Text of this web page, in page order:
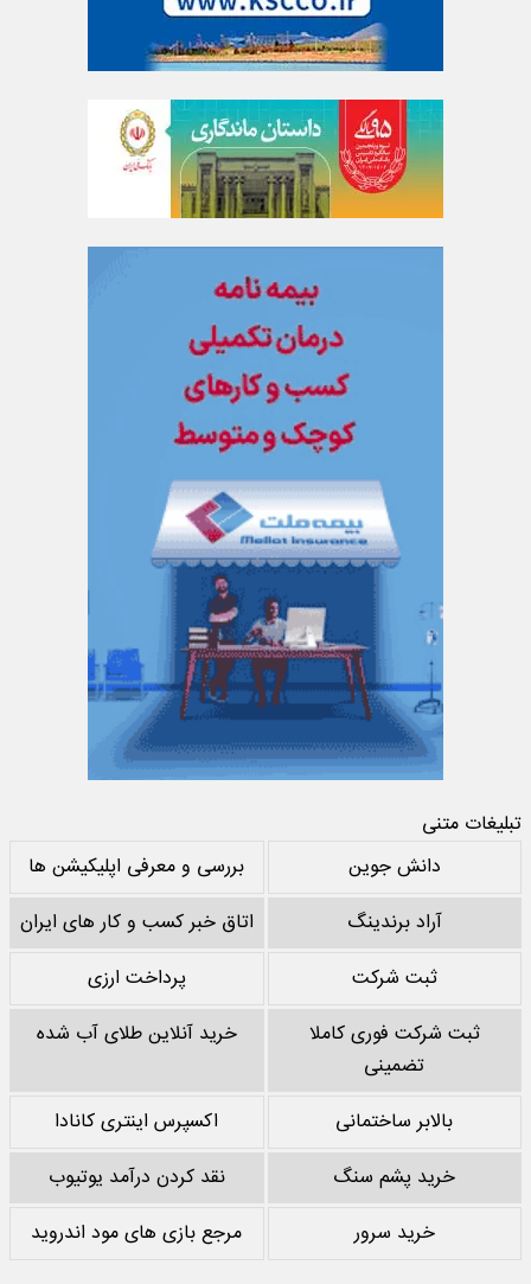
تبلیغات متنی
دانش جوین
بررسی و معرفی اپلیکیشن ها
آراد برندینگ
اتاق خبر کسب و کار های ایران
ثبت شرکت
پرداخت ارزی
ثبت شرکت فوری کاملا
تضمینی
خرید آنلاین طلای آب شده
بالابر ساختمانی
اکسپرس اینتری کانادا
خرید پشم سنگ
نقد کردن درآمد یوتیوب
خرید سرور
مرجع بازی های مود اندروید